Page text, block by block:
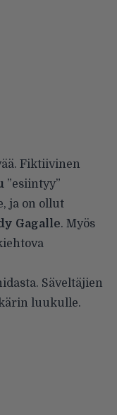
Fiktiivinen
”esiintyy”
ja on ollut
Gagalle. Myös
Säveltäjien
luukulle.